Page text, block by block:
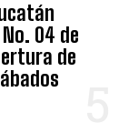
04 de
de